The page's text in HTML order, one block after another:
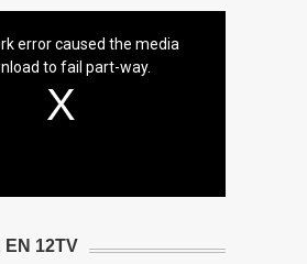
error caused the media
to fail part-way.
EN 12TV